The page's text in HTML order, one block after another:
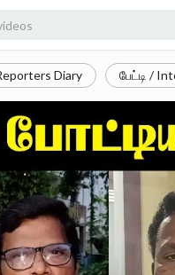
Diary பேட்டி /